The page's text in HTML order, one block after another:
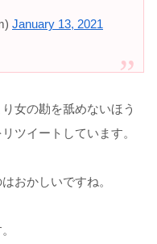
January 13, 2021
女の勘を舐めないほう
ツイートしています。
おかしいですね。